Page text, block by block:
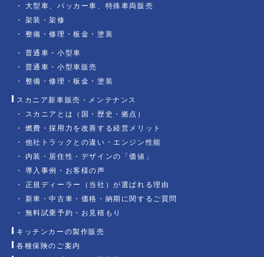
大型車、パッカー車、特殊車両販売
架装・架修
整備・修理・板金・塗装
普通車・小型車
普通車・小型車販売
整備・修理・板金・塗装
スカニア新車販売・メンテナンス
スカニアとは（国・歴史・拠点）
燃費・採用力を改善する経営メリット
他社トラックとの違い・エンジン性能
内装・居住性・デザインの「価値」
導入事例・お客様の声
正規ディーラー（当社）が選ばれる理由
新車・中古車・価格・納期に関するご質問
無料試乗予約・お見積もり
キッチンカーの製作販売
各種保険のご案内